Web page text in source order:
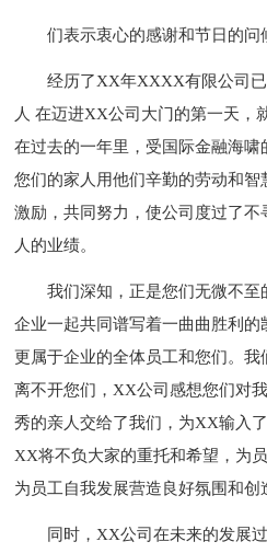
们表示衷心的感谢和节日的问
经历了XX年XXXX有限公司
人 在迈进XX公司大门的第一天，
在过去的一年里，受国际金融海
您们的家人用他们辛勤的劳动和
激励，共同努力，使公司度过了
人的业绩。
我们深知，正是您们无微不
企业一起共同谱写着一曲曲胜利的
更属于企业的全体员工和您们。
离不开您们，XX公司感想您们对
秀的亲人交给了我们，为XX输入
XX将不负大家的重托和希望，为
为员工自我发展营造良好氛围和创
同时，XX公司在未来的发展